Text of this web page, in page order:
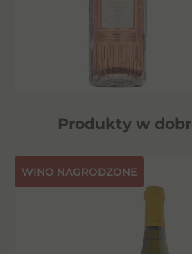
Produkty w
⁠WINO NAGRODZONE